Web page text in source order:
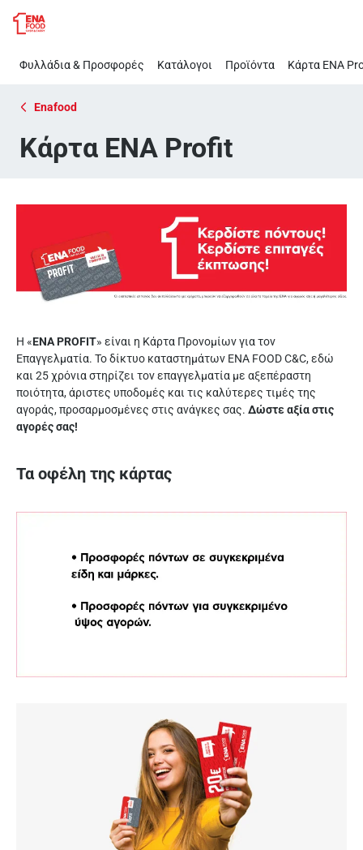
Παράλειψη
Κάρτα
Φυλλάδια & Προσφορές Κατάλογοι Προϊόντα Κάρτα ΕΝΑ
Enafood
Κάρτα ENA Profit
H «ΕΝΑ PROFIT» είναι η Κάρτα Προνομίων για τον
Επαγγελματία. Το δίκτυο καταστημάτων ΕΝΑ FOOD C&C, εδώ
και 25 χρόνια στηρίζει τον επαγγελματία με αξεπέραστη
ποιότητα, άριστες υποδομές και τις καλύτερες τιμές της
αγοράς, προσαρμοσμένες στις ανάγκες σας. Δώστε αξία στις
αγορές σας!
Τα οφέλη της κάρτας